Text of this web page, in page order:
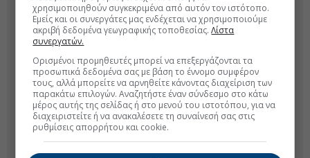
χρησιμοποιηθούν συγκεκριμένα από αυτόν τον ιστότοπο.
Εμείς και οι συνεργάτες μας ενδέχεται να χρησιμοποιούμε
ακριβή δεδομένα γεωγραφικής τοποθεσίας.Λίστα
συνεργατών.
Ορισμένοι προμηθευτές μπορεί να επεξεργάζονται τα
προσωπικά δεδομένα σας με βάση το έννομο συμφέρον
τους, αλλά μπορείτε να αρνηθείτε κάνοντας διαχείριση των
παρακάτω επιλογών. Αναζητήστε έναν σύνδεσμο στο κάτω
μέρος αυτής της σελίδας ή στο μενού του ιστοτόπου, για να
διαχειριστείτε ή να ανακαλέσετε τη συναίνεσή σας στις
ρυθμίσεις απορρήτου και cookie.